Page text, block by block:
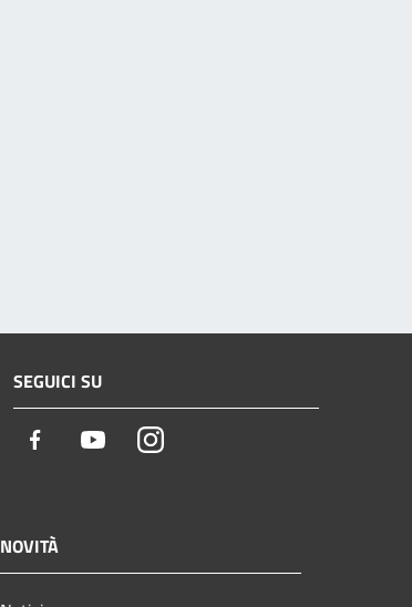
SEGUICI SU
Facebook YoutubeInstagram
NOVITÀ